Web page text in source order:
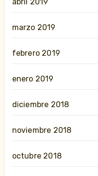
marzo 2019
febrero 2019
enero 2019
diciembre 2018
noviembre 2018
octubre 2018